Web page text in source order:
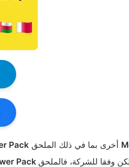
أخرى بما في ذلك الملحقPack
وفقا للشركة، فالملحق Power Pack